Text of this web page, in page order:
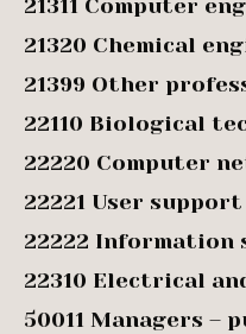
21311 Computer
21320 Chemical
21399 Other
22110 Biological
22220 Computer
22221 User
22222 Information
22310 Electrical
50011 Managers